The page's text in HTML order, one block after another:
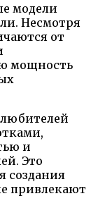
модели
Несмотря
от
мощность
и
Это
создания
привлекают